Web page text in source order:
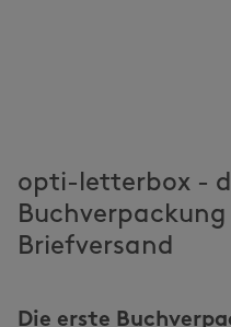
opti-letterbox -
Briefversand
Die erste